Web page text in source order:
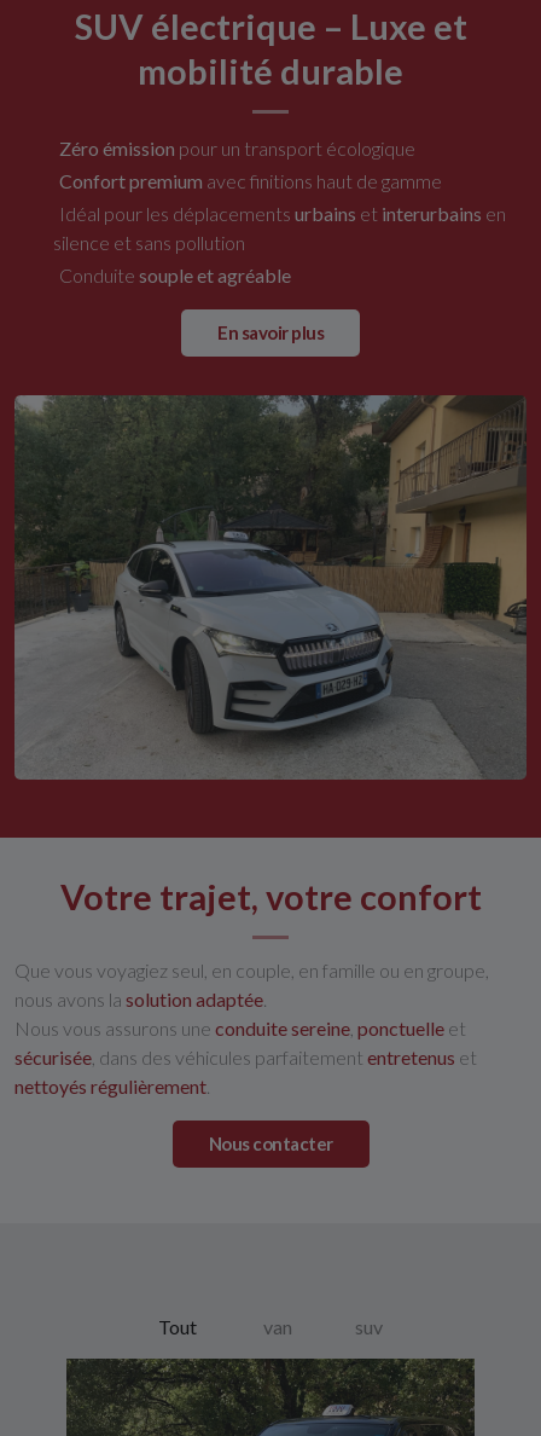
SUV électrique – Luxe et
mobilité durable
Zéro émission pour un transport écologique
Confort premium avec finitions haut de gamme
Idéal pour les déplacements urbains et interurbains en
silence et sans pollution
Conduite souple et agréable
En savoir plus
Votre trajet, votre confort
Que vous voyagiez seul, en couple, en famille ou en groupe,
nous avons la solution adaptée
Nous vous assurons une conduite sereine ponctuelle et
sécurisée , dans des véhicules parfaitement entretenus et
nettoyés régulièrement
Nous contacter
Tout van suv